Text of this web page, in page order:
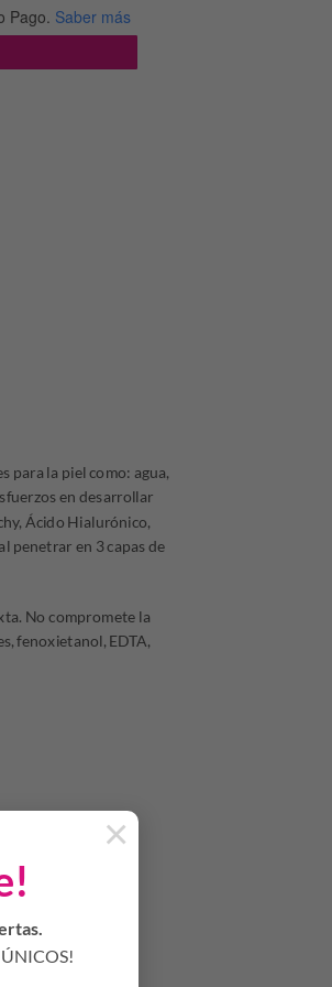
×
Pago. Saber más
para la piel como: agua,
en desarrollar
Ácido Hialurónico,
penetrar en 3 capas de
No compromete la
fenoxietanol, EDTA,